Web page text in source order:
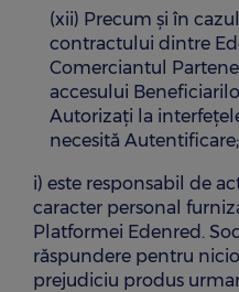
(xii) Precum și în
contractului dintre
Comerciantul
accesului
Autorizați la
necesită Autentificare;
i) este responsabil de
caracter personal
Platformei Edenred.
răspundere pentru
prejudiciu produs